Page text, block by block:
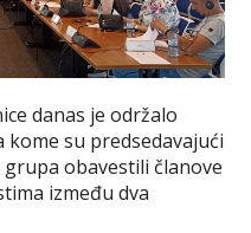
danas je održalo
kome su predsedavajući
obavestili članove
između dva